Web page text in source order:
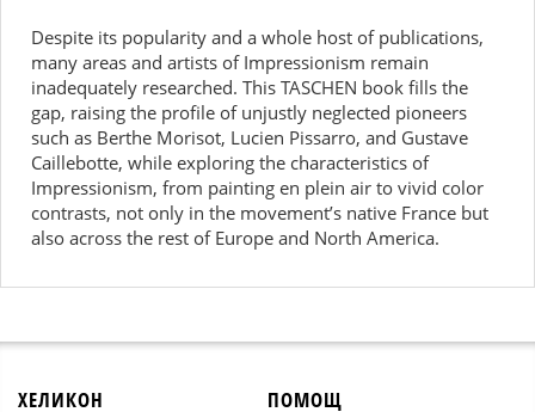
Despite its popularity and a whole host of publications,
many areas and artists of Impressionism remain
inadequately researched. This TASCHEN book fills the
gap, raising the profile of unjustly neglected pioneers
such as Berthe Morisot, Lucien Pissarro, and Gustave
Caillebotte, while exploring the characteristics of
Impressionism, from painting en plein air to vivid color
contrasts, not only in the movement’s native France but
also across the rest of Europe and North America.
ХЕЛИКОН ПОМОЩ